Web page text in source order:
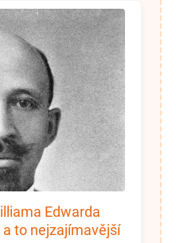
Edwarda
to nejzajímavější